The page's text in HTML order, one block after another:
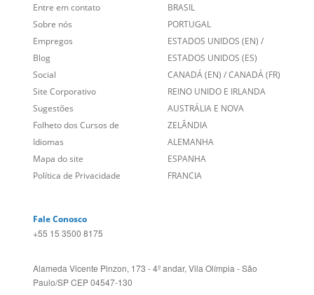
Entre em contato
Sobre nós
Empregos
Blog
Social
Site Corporativo
Sugestões
Folheto dos Cursos de
Idiomas
Mapa do site
Política de Privacidade
BRASIL
PORTUGAL
ESTADOS UNIDOS (EN) /
ESTADOS UNIDOS (ES)
CANADÁ (EN) /CANADÁ (FR)
REINO UNIDO E IRLANDA
AUSTRÁLIA E NOVA
ZELÂNDIA
ALEMANHA
ESPANHA
FRANCIA
Fale Conosco
+55 15 3500 8175
Alameda Vicente Pinzon, 173 - 4º andar, Vila Olímpia - São
Paulo/SP CEP 04547-130